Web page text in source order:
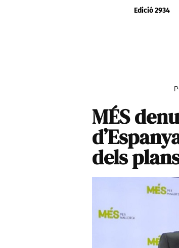
Edició 2934
MÉS
dels